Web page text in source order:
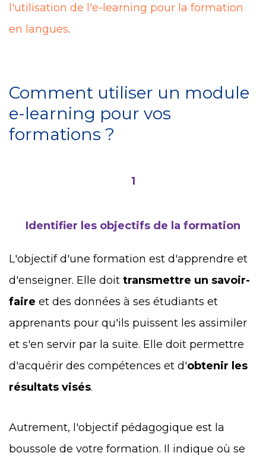
l'utilisation de l'e-learning pour la formation
en langues.
Comment utiliser un module
e-learning pour vos
formations ?
1
Identifier les objectifs de la formation
L'objectif d'une formation est d'apprendre et
d'enseigner. Elle doit transmettre un savoir-
faire et des données à ses étudiants et
apprenants pour qu'ils puissent les assimiler
et s'en servir par la suite. Elle doit permettre
d'acquérir des compétences et d'obtenir les
résultats visés.
Autrement, l'objectif pédagogique est la
boussole de votre formation. Il indique où se